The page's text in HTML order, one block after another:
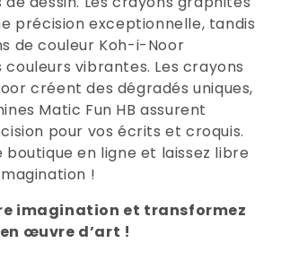
précision exceptionnelle, tandis
de couleur Koh-i-Noor
vibrantes. Les crayons
créent des dégradés uniques,
Matic Fun HB assurent
pour vos écrits et croquis.
boutique en ligne et laissez libre
!
imagination et transformez
œuvre d’art !